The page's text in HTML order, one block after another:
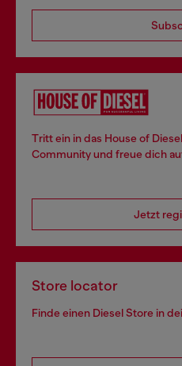
Tritt ein in das House of
Community und freue dich
Jetzt
Store locator
Finde einen Diesel Store in